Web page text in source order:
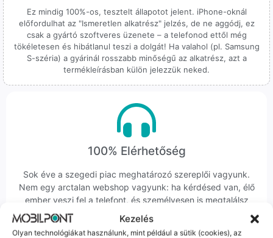
Kezelés
Olyan technológiákat használunk, mint például a sütik (cookies), az
Ez mindig 100%-os, tesztelt állapotot jelent. iPhone-oknál
előfordulhat az "Ismeretlen alkatrész" jelzés, de ne aggódj, ez
csak a gyártó szoftveres üzenete – a telefonod ettől még
tökéletesen és hibátlanul teszi a dolgát! Ha valahol (pl. Samsung
S-széria) a gyárinál rosszabb minőségű az alkatrész, azt a
termékleírásban külön jelezzük neked.
100% Elérhetőség
Sok éve a szegedi piac meghatározó szereplői vagyunk.
Nem egy arctalan webshop vagyunk: ha kérdésed van, élő
ember veszi fel a telefont, és személyesen is megtalálsz
minket Szegeden.